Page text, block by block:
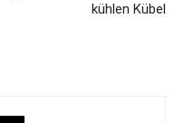
kühlen Kübel